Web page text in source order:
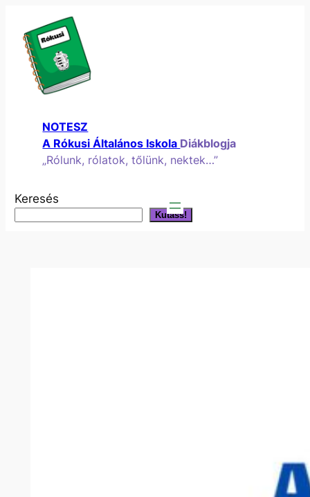
tartalomhoz
NOTESZ
A Rókusi Általános Iskola Diákblogja
„Rólunk, rólatok, tőlünk, nektek…”
Keresés
Kutass!